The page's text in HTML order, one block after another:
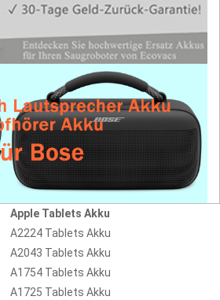
Apple Tablets Akku
A2224 Tablets Akku
A2043 Tablets Akku
A1754 Tablets Akku
A1725 Tablets Akku